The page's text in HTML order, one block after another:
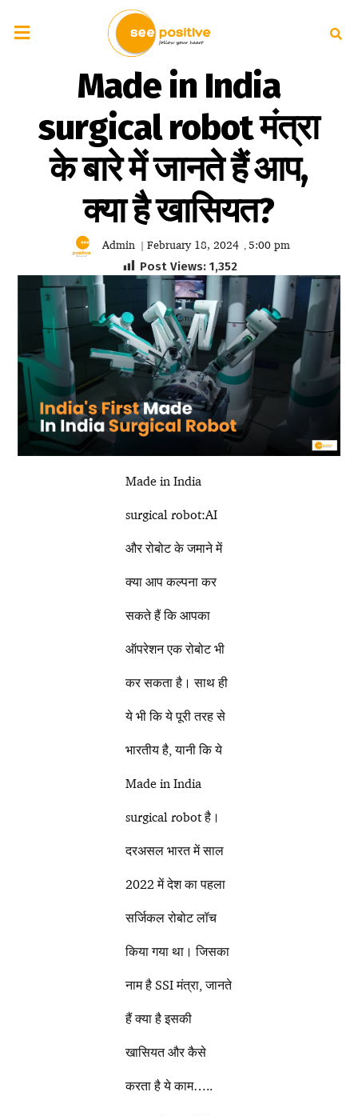
Made in India
surgical robot मंत्रा
के बारे में जानते हैं आप,
क्या है खासियत?
Admin | February 18, 2024 , 5:00 pm
Post Views: 1,352
Made in India
surgical robot:AI
और रोबोट के जमाने में
क्या आप कल्पना कर
सकते हैं कि आपका
ऑपरेशन एक रोबोट भी
कर सकता है। साथ ही
ये भी कि ये पूरी तरह से
भारतीय है, यानी कि ये
Made in India
surgical robot है।
दरअसल भारत में साल
2022 में देश का पहला
सर्जिकल रोबोट लॉच
किया गया था। जिसका
नाम है SSI मंत्रा, जानते
हैं क्या है इसकी
खासियत और कैसे
करता है ये काम…..